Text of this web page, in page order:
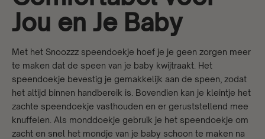
Jou en Je Baby
Met het Snoozzz speendoekje hoef je je geen zorgen meer
te maken dat de speen van je baby kwijtraakt. Het
speendoekje bevestig je gemakkelijk aan de speen, zodat
het altijd binnen handbereik is. Bovendien kan je kleintje het
zachte speendoekje vasthouden en er geruststellend mee
knuffelen. Als monddoekje gebruik je het speendoekje om
zacht en snel het mondje van je baby schoon te maken na